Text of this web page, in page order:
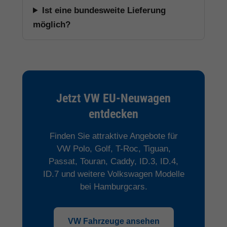
Ist eine bundesweite Lieferung
möglich?
Jetzt VW EU-Neuwagen
entdecken
Finden Sie attraktive Angebote für
VW Polo, Golf, T-Roc, Tiguan,
Passat, Touran, Caddy, ID.3, ID.4,
ID.7 und weitere Volkswagen Modelle
bei Hamburgcars.
VW Fahrzeuge ansehen